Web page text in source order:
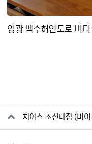
영광 백수해안도로 바
관련자료치어스 조선대점 (비